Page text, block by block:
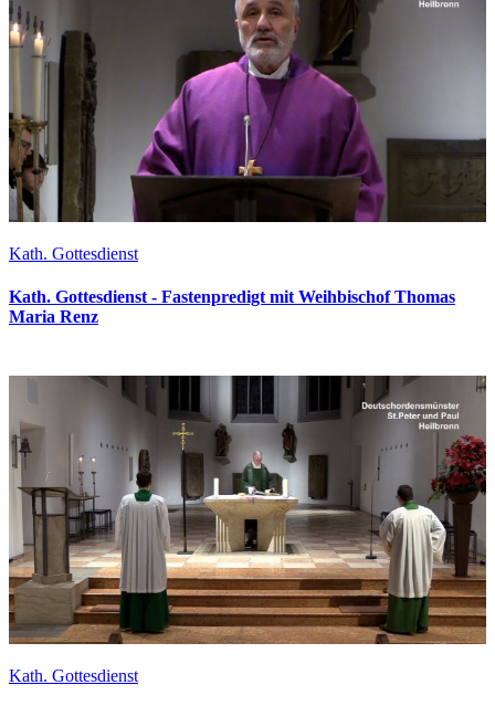
Kath. Gottesdienst
Kath. Gottesdienst - Fastenpredigt mit Weihbischof Thomas
Maria Renz
Kath. Gottesdienst